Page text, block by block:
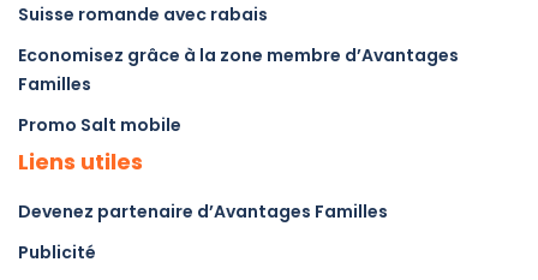
Suisse romande avec rabais
Economisez grâce à la zone membre d’Avantages
Familles
Promo Salt mobile
Liens utiles
Devenez partenaire d’Avantages Familles
Publicité